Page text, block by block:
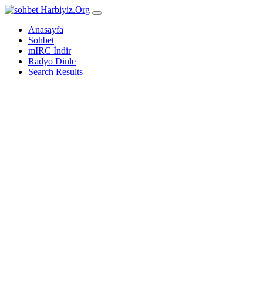
Harbiyiz.Org
Anasayfa
Sohbet
mIRC İndir
Radyo Dinle
Search Results